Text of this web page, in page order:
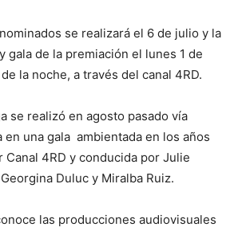
se realizará el 6 de julio y la
gala de la premiación el lunes 1 de
la noche, a través del canal 4RD.
se realizó en agosto pasado vía
una gala ambientada en los años
Canal 4RD y conducida por Julie
Duluc y Miralba Ruiz.
las producciones audiovisuales